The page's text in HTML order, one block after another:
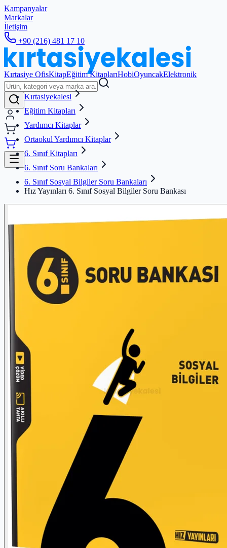
Kampanyalar
Markalar
İletişim
+90 (216) 481 17 10
Kırtasiye OfisKitapEğitim KitaplarıHobiOyuncakElektronik
Kırtasiyekalesi
Eğitim Kitapları
Yardımcı Kitaplar
Ortaokul Yardımcı Kitaplar
6. Sınıf Kitapları
6. Sınıf Soru Bankaları
6. Sınıf Sosyal Bilgiler Soru Bankaları
Hız Yayınları 6. Sınıf Sosyal Bilgiler Soru Bankası